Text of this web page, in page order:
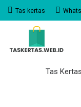
Tas kertas
Tas